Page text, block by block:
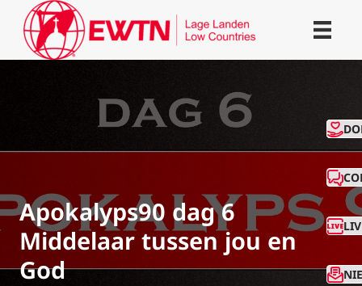
Apokalyps90 dag 6
Middelaar tussen jou en
God